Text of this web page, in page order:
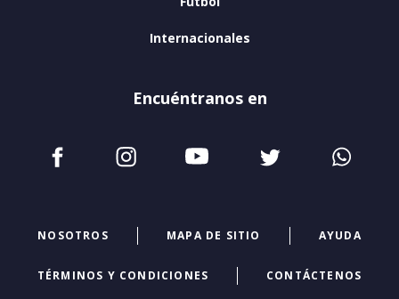
Internacionales
Encuéntranos en
NOSOTROS MAPA DE SITIO AYUDA
TÉRMINOS Y CONDICIONES CONTÁCTENOS